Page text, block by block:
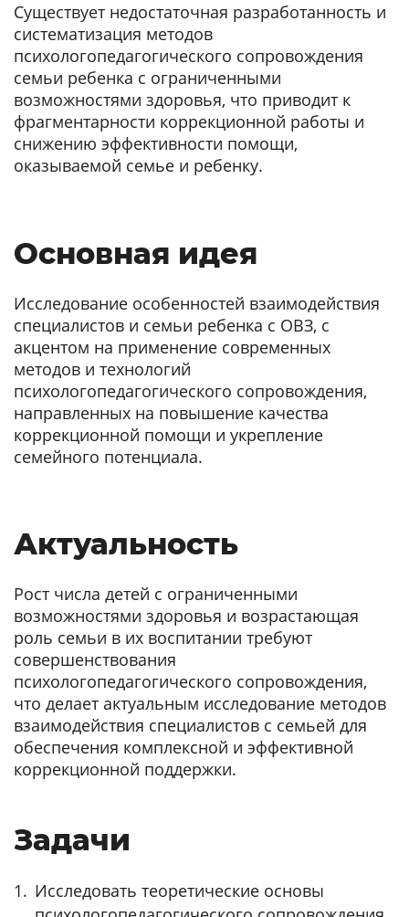
Существует недостаточная разработанность и
систематизация методов
психологопедагогического сопровождения
семьи ребенка с ограниченными
возможностями здоровья, что приводит к
фрагментарности коррекционной работы и
снижению эффективности помощи,
оказываемой семье и ребенку.
Основная идея
Исследование особенностей взаимодействия
специалистов и семьи ребенка с ОВЗ, с
акцентом на применение современных
методов и технологий
психологопедагогического сопровождения,
направленных на повышение качества
коррекционной помощи и укрепление
семейного потенциала.
Актуальность
Рост числа детей с ограниченными
возможностями здоровья и возрастающая
роль семьи в их воспитании требуют
совершенствования
психологопедагогического сопровождения,
что делает актуальным исследование методов
взаимодействия специалистов с семьей для
обеспечения комплексной и эффективной
коррекционной поддержки.
Задачи
Исследовать теоретические основы